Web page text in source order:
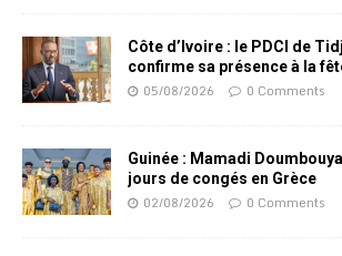
Côte d’Ivoire : le PDCI de
confirme sa présence à la
05/08/2026 0 Comments
Guinée : Mamadi
jours de congés en Grèce
02/08/2026 0 Comments